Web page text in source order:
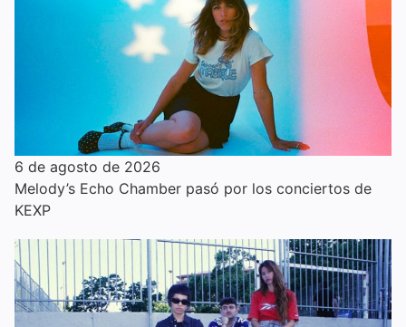
6 de agosto de 2026
Melody’s Echo Chamber pasó por los conciertos de
KEXP